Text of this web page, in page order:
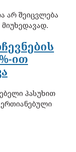
არ შეიცვლება
ით
პასუხით